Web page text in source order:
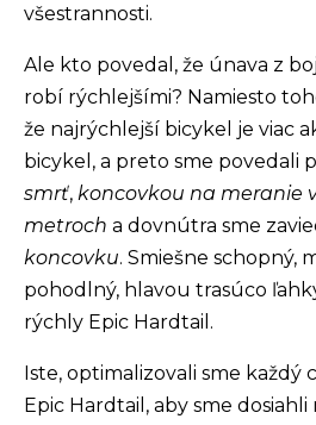
všestrannosti.
Ale kto povedal, že únava z
robí rýchlejšími? Namiesto
že najrýchlejší bicykel je viac
bicykel, a preto sme povedali
smrť, koncovkou na meranie
metroch a dovnútra sme
koncovku. Smiešne schopný,
pohodlný, hlavou trasúco
rýchly Epic Hardtail.
Iste, optimalizovali sme každý
Epic Hardtail, aby sme dosiahli